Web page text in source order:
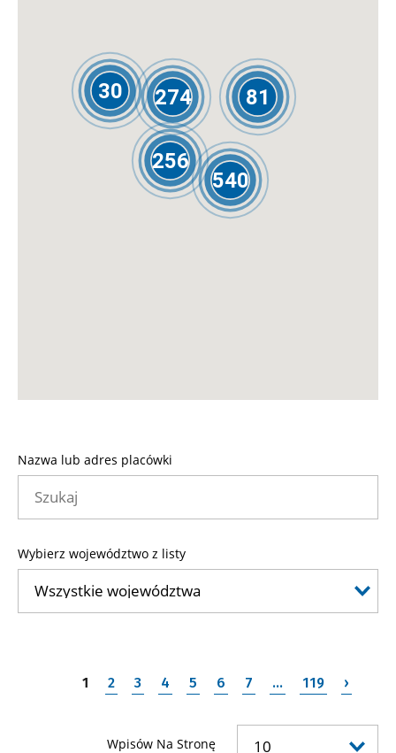
81
540
274
256
30
Nazwa lub adres placówki
Wybierz województwo z listy
1 2 3 4 5 6 7 … 119 ›
Wpisów Na Stronę